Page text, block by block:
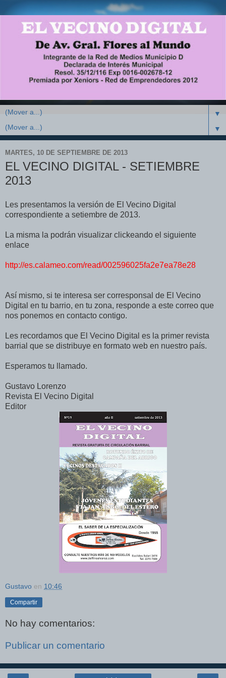
▼
▼
MARTES, 10 DE SEPTIEMBRE DE 2013
EL VECINO DIGITAL - SETIEMBRE
2013
Les presentamos la versión de El Vecino Digital
correspondiente a setiembre de 2013.
La misma la podrán visualizar clickeando el siguiente
enlace
http://es.calameo.com/read/002596025fa2e7ea78e28
Así mismo, si te interesa ser corresponsal de El Vecino
Digital en tu barrio, en tu zona, responde a este correo que
nos ponemos en contacto contigo.
Les recordamos que El Vecino Digital es la primer revista
barrial que se distribuye en formato web en nuestro país.
Esperamos tu llamado.
Gustavo Lorenzo
Revista El Vecino Digital
Editor
Gustavo en 10:46
Compartir
No hay comentarios:
Publicar un comentario